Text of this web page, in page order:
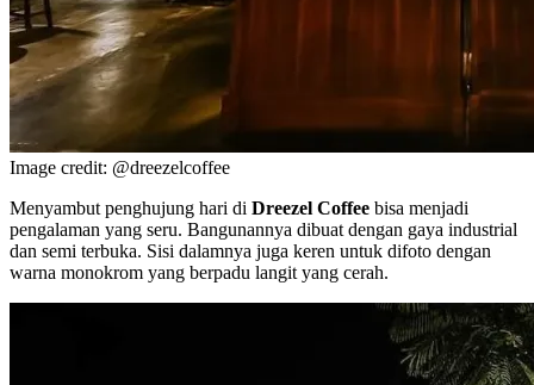
Image credit: @dreezelcoffee
Menyambut penghujung hari di Dreezel Coffee bisa menjadi
pengalaman yang seru. Bangunannya dibuat dengan gaya industrial
dan semi terbuka. Sisi dalamnya juga keren untuk difoto dengan
warna monokrom yang berpadu langit yang cerah.